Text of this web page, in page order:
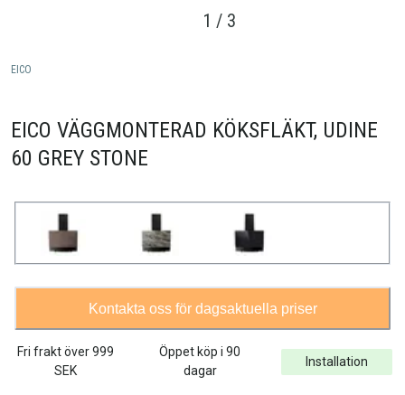
1 / 3
EICO
EICO VÄGGMONTERAD KÖKSFLÄKT, UDINE
60 GREY STONE
Kontakta oss för dagsaktuella priser
Fri frakt över999
SEK
Öppet köp i 90
dagar
Installation